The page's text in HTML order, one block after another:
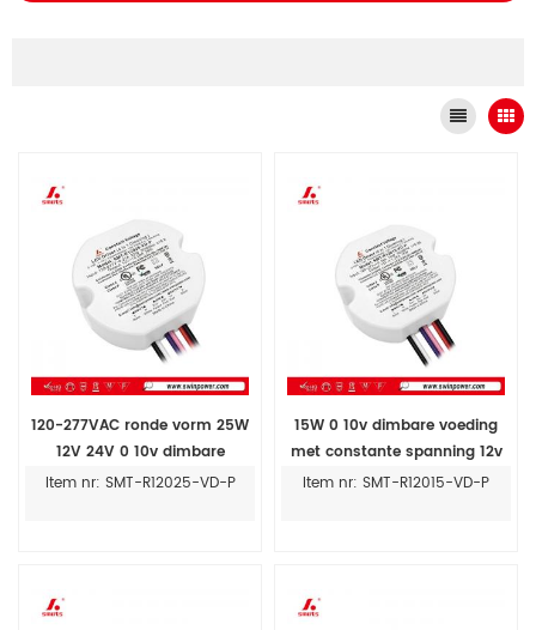
120-277VAC ronde vorm 25W
12V 24V 0 10v dimbare
voeding voor
Item nr: SMT-R12025-VD-P
15W 0 10v dimbare voeding
met constante spanning 12v
24v voor ledstripverlichting
Item nr: SMT-R12015-VD-P